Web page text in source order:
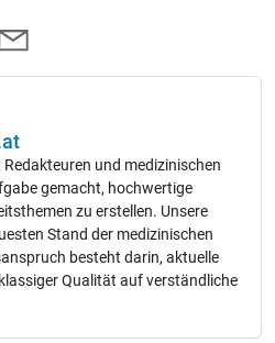
und medizinischen
gemacht, hochwertige
zu erstellen. Unsere
Stand der medizinischen
besteht darin, aktuelle
Qualität auf verständliche